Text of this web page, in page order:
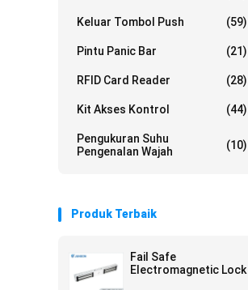
Keluar Tombol Push (59)
Pintu Panic Bar (21)
RFID Card Reader (28)
Kit Akses Kontrol (44)
Pengukuran Suhu
Pengenalan Wajah
(10)
Produk Terbaik
Fail Safe
Electromagnetic Lock